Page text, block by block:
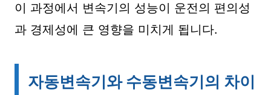
이 과정에서 변속기의 성능이 운전의 편의성
과 경제성에 큰 영향을 미치게 됩니다.
자동변속기와 수동변속기의 차이